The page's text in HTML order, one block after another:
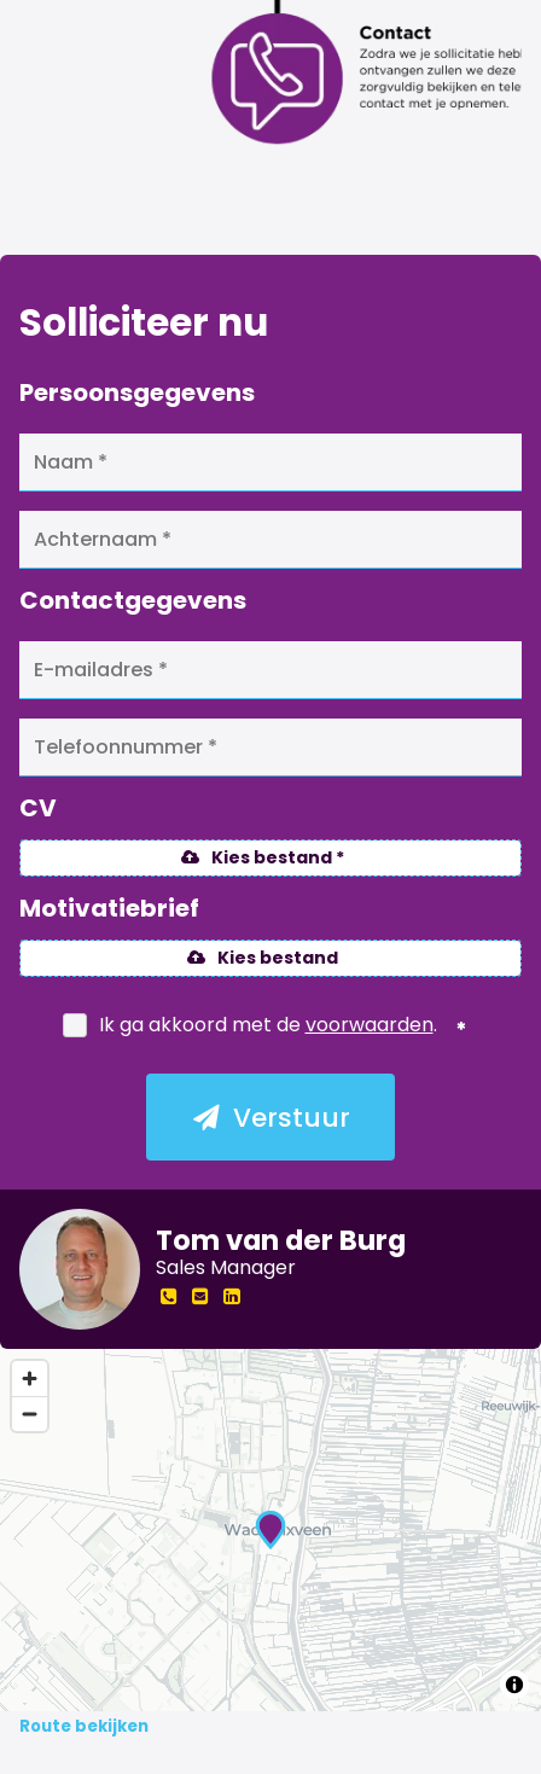
Tom van der Burg
Sales Manager
Solliciteer nu
Persoonsgegevens
Contactgegevens
CV
Kies bestand *
Motivatiebrief
Kies bestand
Ik ga akkoord met devoorwaarden.
Verstuur
Route bekijken